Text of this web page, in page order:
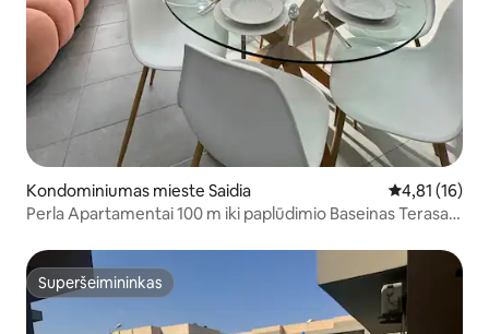
Kondominiumas mieste Saidia Vidutinis
4,81 (16)
Perla Apartamentai 100 m iki paplūdimio Baseinas Terasa
Superšeimininkas
Superšeimininkas